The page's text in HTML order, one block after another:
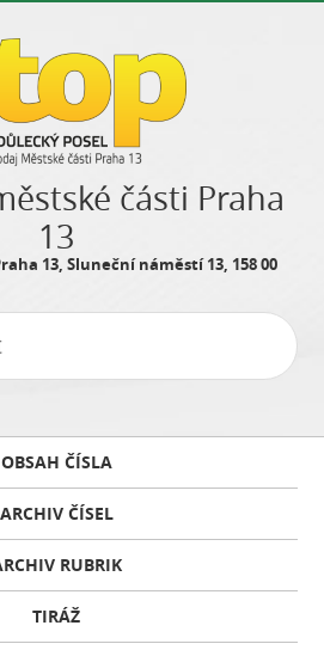
části Praha
13
13, Sluneční náměstí 13, 158 00
OBSAH ČÍSLA
ARCHIV ČÍSEL
RUBRIK
TIRÁŽ